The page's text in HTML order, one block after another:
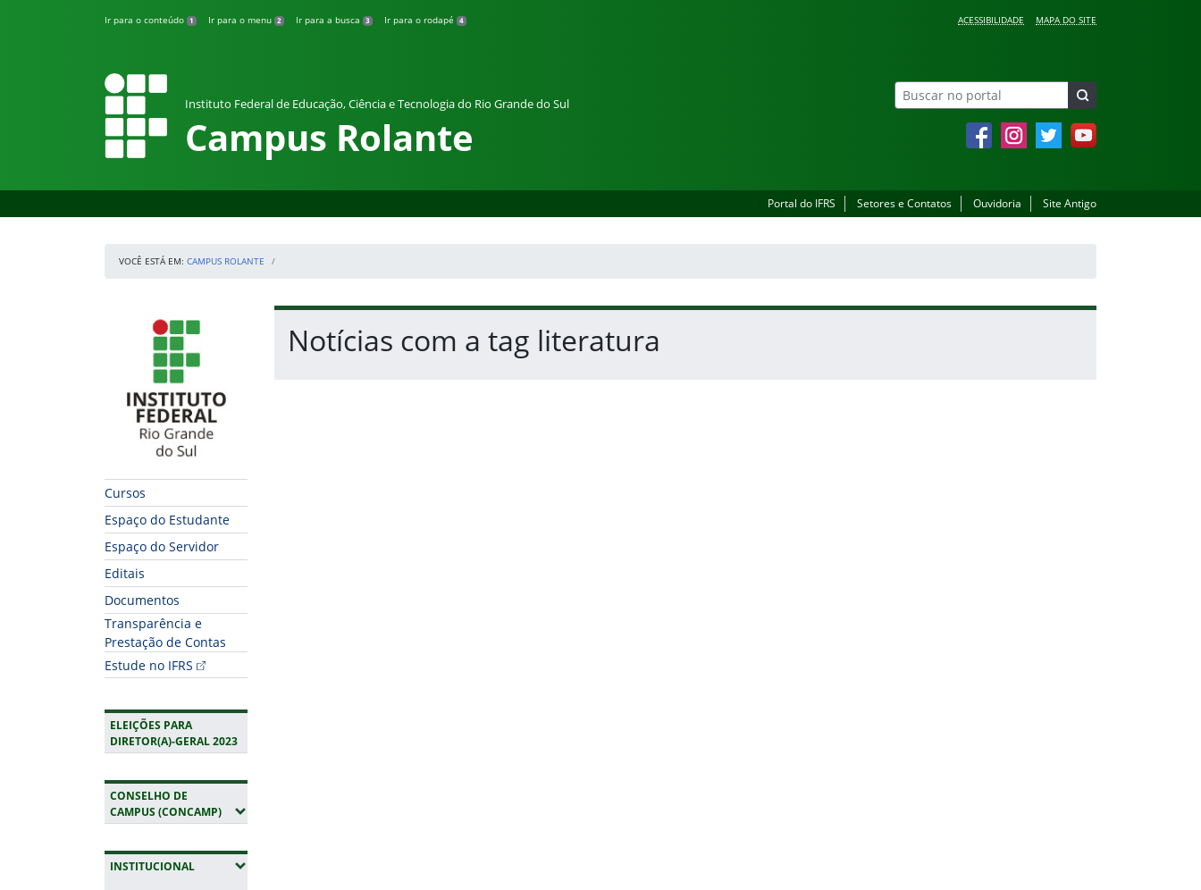
Ir para o conteúdo 1 Ir para o menu 2 Ir para a busca 3 Ir para o rodapé 4 ACESSIBILIDADE MAPA DO SITE
Instituto Federal de Educação, Ciência e Tecnologia do Rio Grande do Sul
Campus Rolante FacebookInstagramTwitter YouTube
Portal do IFRS Setores e Contatos Ouvidoria Site Antigo
VOCÊ ESTÁ EM: CAMPUS ROLANTE
Início da navegação
Cursos
Espaço do Estudante
Espaço do Servidor
Editais
Documentos
Transparência e
Prestação de Contas
Estude no IFRS
ELEIÇÕES PARA
DIRETOR(A)-GERAL 2023
CONSELHO DE
CAMPUS (CONCAMP)(EXPANDIR SUBMENUS)
INSTITUCIONAL(EXPANDIR SUBMENUS)
Início do conteúdo
Notícias com a tag literatura